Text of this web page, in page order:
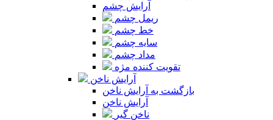
آرایش چشم
ریمل چشم
خط چشم
سایه چشم
مداد چشم
تقویت کننده مژه
آرایش ناخن
بازگشت به آرایش ناخن
آرایش ناخن
ناخن گیر